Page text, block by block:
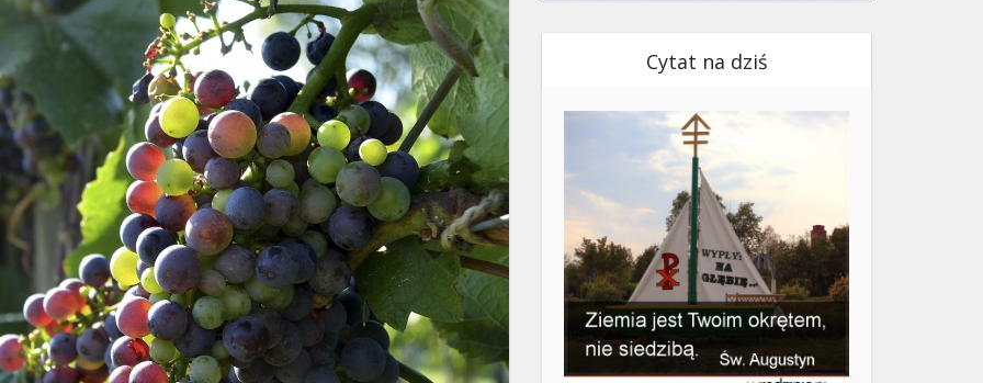
Cytat na dziś